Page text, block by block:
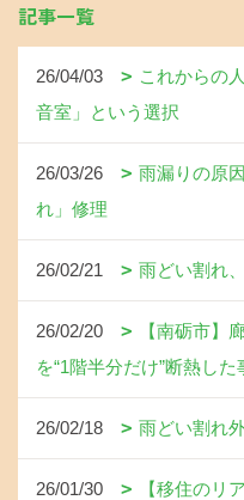
記事一覧
26/04/03
これからの
音室」という選択
26/03/26
雨漏りの原
れ」修理
26/02/21 雨どい割れ
26/02/20
【南砺市】
を“1階半分だけ”断熱した
26/02/18 雨どい割れ
26/01/30
【移住のリ